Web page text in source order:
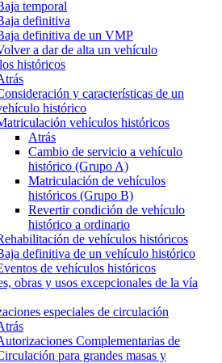
temporal
definitiva
definitiva de un VMP
a dar de alta un vehículo
históricos
y características de un
histórico
vehículos históricos
Atrás
Cambio de servicio a vehículo
histórico (Grupo A)
Matriculación de vehículos
históricos (Grupo B)
Revertir condición de vehículo
histórico a ordinario
de vehículos históricos
definitiva de un vehículo histórico
de vehículos históricos
obras y usos excepcionales de la vía
especiales de circulación
Complementarias de
para grandes masas y